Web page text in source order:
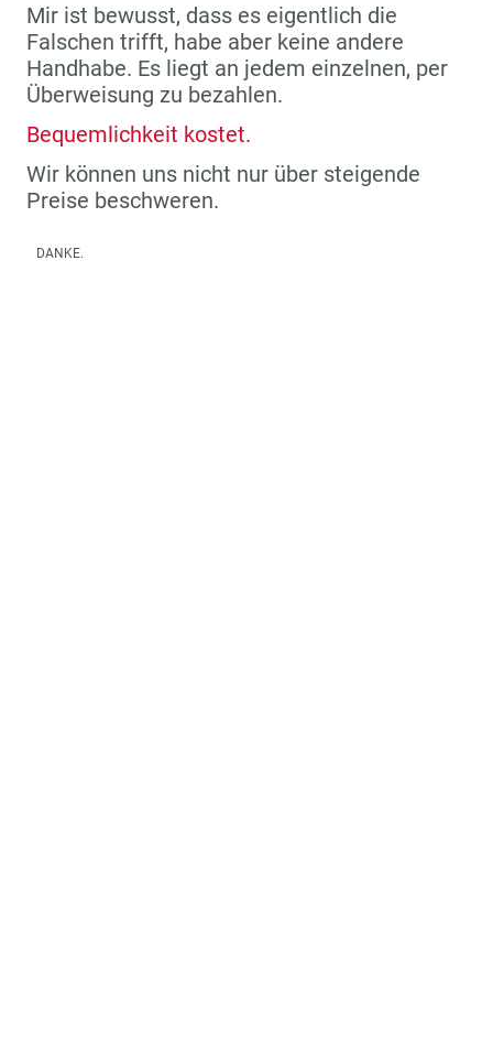
Mir ist bewusst, dass es eigentlich die
Falschen trifft, habe aber keine andere
Handhabe. Es liegt an jedem einzelnen, per
Überweisung zu bezahlen.
Bequemlichkeit kostet.
Wir können uns nicht nur über steigende
Preise beschweren.
DANKE.